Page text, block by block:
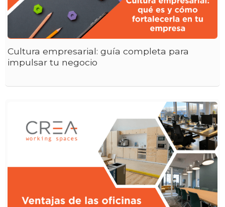
Cultura empresarial: guía completa para
impulsar tu negocio